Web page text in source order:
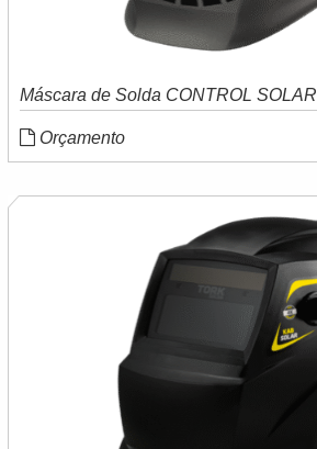
Máscara de Solda CONTROL SOLAR
Orçamento